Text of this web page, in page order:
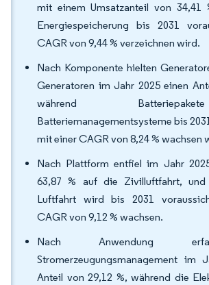
mit einem Umsatzanteil von 34,41
Energiespeicherung bis 2031
CAGR von 9,44 % verzeichnen wird.
Nach Komponente hielten
Generatoren im Jahr 2025 einen
während
Batteriemanagementsysteme bis
mit einer CAGR von 8,24 % wachsen
Nach Plattform entfiel im Jahr
63,87 % auf die Zivilluftfahrt, und
Luftfahrt wird bis 2031
CAGR von 9,12 % wachsen.
Nach Anwendung
Stromerzeugungsmanagement im
Anteil von 29,12 %, während die